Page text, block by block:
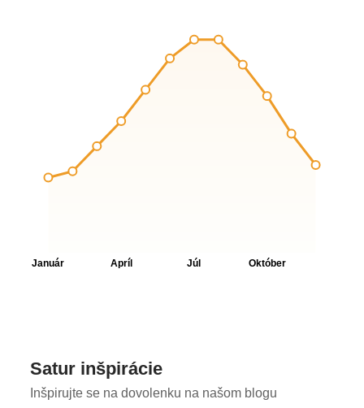
Satur inšpirácie
Inšpirujte se na dovolenku na našom blogu